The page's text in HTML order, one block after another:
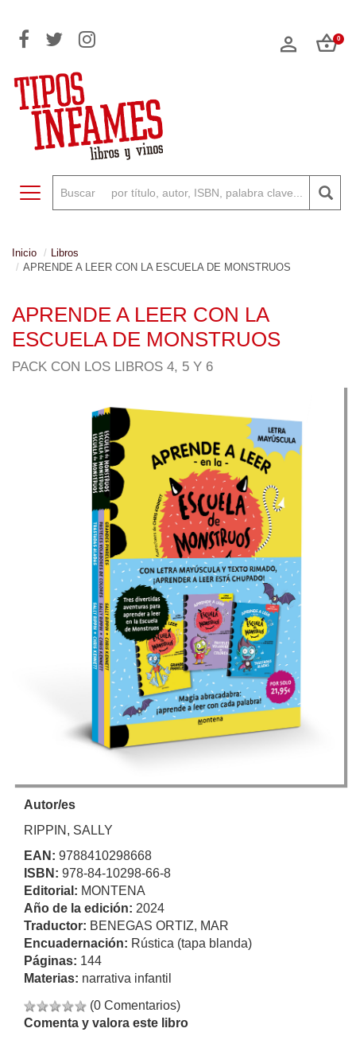
0
Toggle navigation
Inicio
Libros
APRENDE A LEER CON LA ESCUELA DE MONSTRUOS
APRENDE A LEER CON LA
ESCUELA DE MONSTRUOS
PACK CON LOS LIBROS 4, 5 Y 6
Autor/es
RIPPIN, SALLY
EAN: 9788410298668
ISBN: 978-84-10298-66-8
Editorial: MONTENA
Año de la edición: 2024
Traductor: BENEGAS ORTIZ, MAR
Encuadernación: Rústica (tapa blanda)
Páginas: 144
Materias: narrativa infantil
(0 Comentarios)
Comenta y valora este libro